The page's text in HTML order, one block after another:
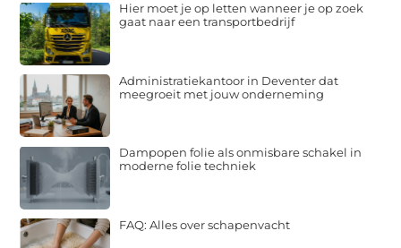
Hier moet je op letten wanneer je op zoek
gaat naar een transportbedrijf
Administratiekantoor in Deventer dat
meegroeit met jouw onderneming
Dampopen folie als onmisbare schakel in
moderne folie techniek
FAQ: Alles over schapenvacht